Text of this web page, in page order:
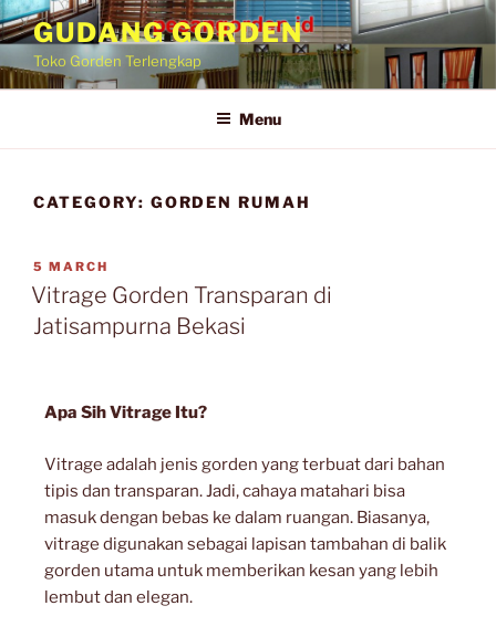
GUDANG GORDEN
Toko Gorden Terlengkap
Menu
CATEGORY: GORDEN RUMAH
5 MARCH
Vitrage Gorden Transparan di
Jatisampurna Bekasi
Apa Sih Vitrage Itu?
Vitrage adalah jenis gorden yang terbuat dari bahan
tipis dan transparan. Jadi, cahaya matahari bisa
masuk dengan bebas ke dalam ruangan. Biasanya,
vitrage digunakan sebagai lapisan tambahan di balik
gorden utama untuk memberikan kesan yang lebih
lembut dan elegan.